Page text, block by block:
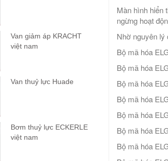
Màn hình hiển
ngừng hoạt
Nhờ nguyên lý
Bộ mã hóa
Bộ mã hóa
Bộ mã hóa
Bộ mã hóa
Bộ mã hóa
Bộ mã hóa
Bộ mã hóa
Van giảm áp KRACHT
việt nam
Van thuỷ lực Huade
Bơm thuỷ lực ECKERLE
việt nam